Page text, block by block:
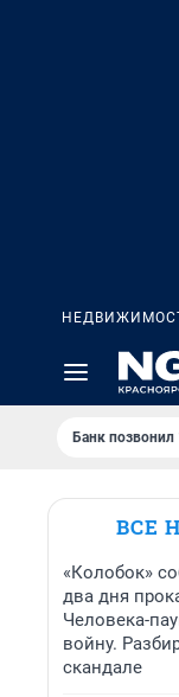
Банк
ВСЕ
«Колобок»
два дня
Человека-
войну.
скандале